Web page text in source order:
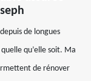
de longues
qu’elle soit. Ma
de rénover